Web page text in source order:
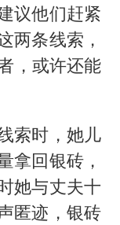
议他们赶紧
两条线索，
，或许还能
索时，她儿
拿回银砖，
她与丈夫十
匿迹，银砖